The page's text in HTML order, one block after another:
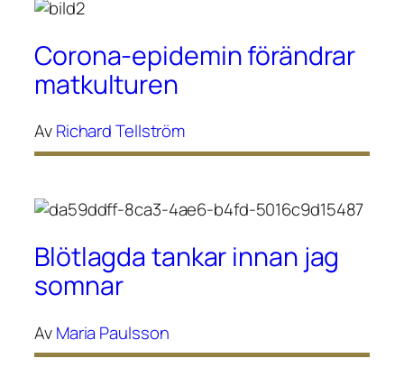
Corona-epidemin förändrar
matkulturen
AvRichard Tellström
Blötlagda tankar innan jag
somnar
AvMaria Paulsson